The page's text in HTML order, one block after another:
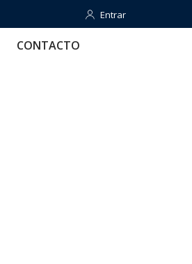
Entrar
Entrar
CONTACTO